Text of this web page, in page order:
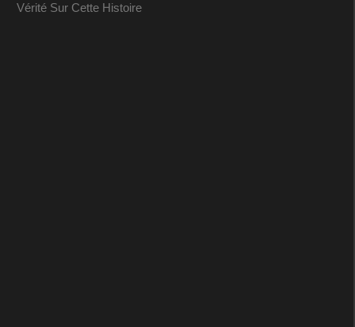
Vérité Sur Cette Histoire